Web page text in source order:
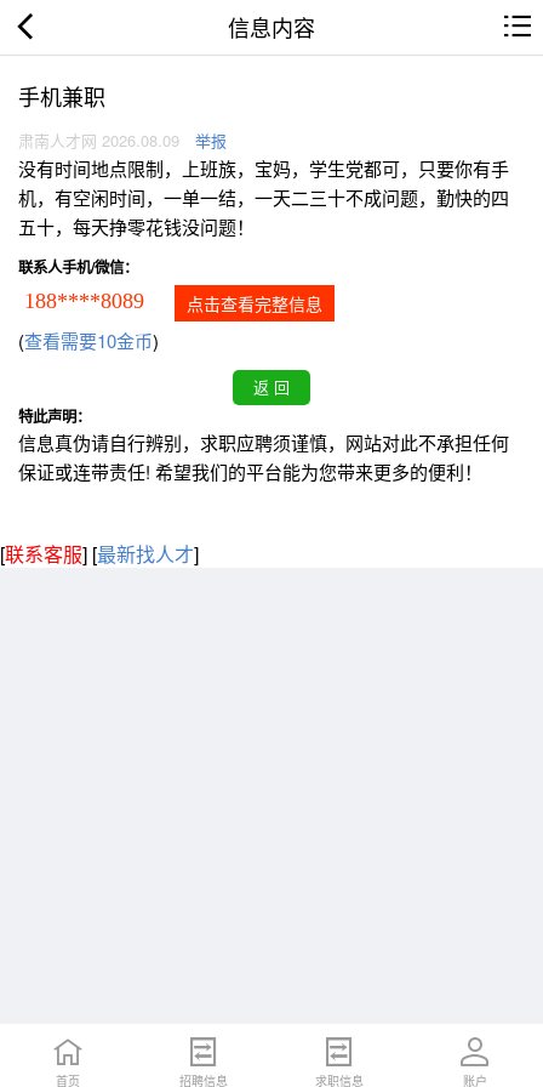
信息内容
手机兼职
肃南人才网 2026.08.09 举报
没有时间地点限制，上班族，宝妈，学生党都可，只要你有手
机，有空闲时间，一单一结，一天二三十不成问题，勤快的四
五十，每天挣零花钱没问题！
联系人手机/微信：
188****8089 点击查看完整信息
(查看需要10金币)
特此声明：
信息真伪请自行辨别，求职应聘须谨慎，网站对此不承担任何
保证或连带责任! 希望我们的平台能为您带来更多的便利！
[联系客服] [最新找人才]
首页 招聘信息 求职信息 账户